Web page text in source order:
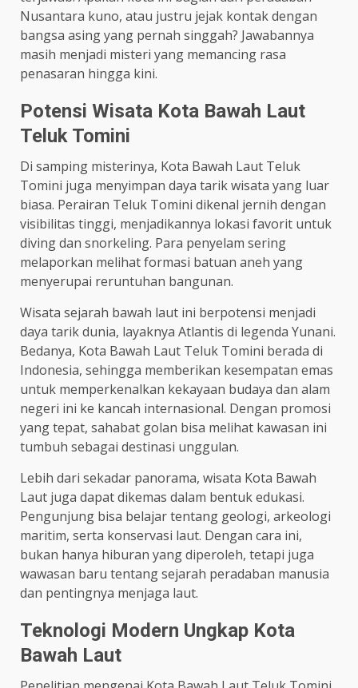
Nusantara kuno, atau justru jejak kontak dengan
bangsa asing yang pernah singgah? Jawabannya
masih menjadi misteri yang memancing rasa
penasaran hingga kini.
Potensi Wisata Kota Bawah Laut
Teluk Tomini
Di samping misterinya, Kota Bawah Laut Teluk
Tomini juga menyimpan daya tarik wisata yang luar
biasa. Perairan Teluk Tomini dikenal jernih dengan
visibilitas tinggi, menjadikannya lokasi favorit untuk
diving dan snorkeling. Para penyelam sering
melaporkan melihat formasi batuan aneh yang
menyerupai reruntuhan bangunan.
Wisata sejarah bawah laut ini berpotensi menjadi
daya tarik dunia, layaknya Atlantis di legenda Yunani.
Bedanya, Kota Bawah Laut Teluk Tomini berada di
Indonesia, sehingga memberikan kesempatan emas
untuk memperkenalkan kekayaan budaya dan alam
negeri ini ke kancah internasional. Dengan promosi
yang tepat, sahabat golan bisa melihat kawasan ini
tumbuh sebagai destinasi unggulan.
Lebih dari sekadar panorama, wisata Kota Bawah
Laut juga dapat dikemas dalam bentuk edukasi.
Pengunjung bisa belajar tentang geologi, arkeologi
maritim, serta konservasi laut. Dengan cara ini,
bukan hanya hiburan yang diperoleh, tetapi juga
wawasan baru tentang sejarah peradaban manusia
dan pentingnya menjaga laut.
Teknologi Modern Ungkap Kota
Bawah Laut